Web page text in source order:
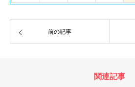
前の記事
関連記事